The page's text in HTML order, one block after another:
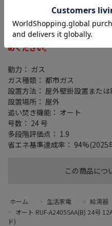
この商品につ
※浴室リモコンは別売りです。
取付の際は対応するリモコン
めください。
動力： ガス
ガス種類： 都市ガス
設置方法： 屋外壁掛設置また
設置場所： 屋外
追い焚き機能： オート
号数： 24 号
多段階評価点： 1.9
省エネ基準達成率： 94%(2025
ホーム > 生活家電 > 給湯器
> オート RUF-A2405SAA(B) 24号
ド)